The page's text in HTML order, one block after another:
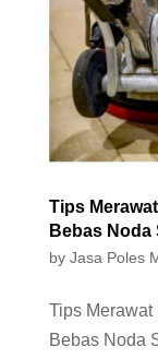
Tips
Bebas Noda
by Jasa Poles
Tips Merawat
Bebas Noda